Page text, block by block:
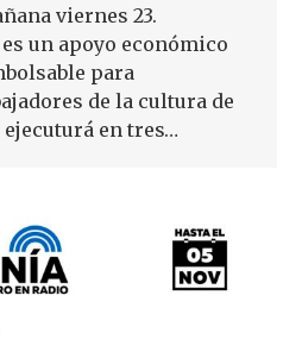
viernes 23.
un apoyo económico
para
de la cultura de
en tres…